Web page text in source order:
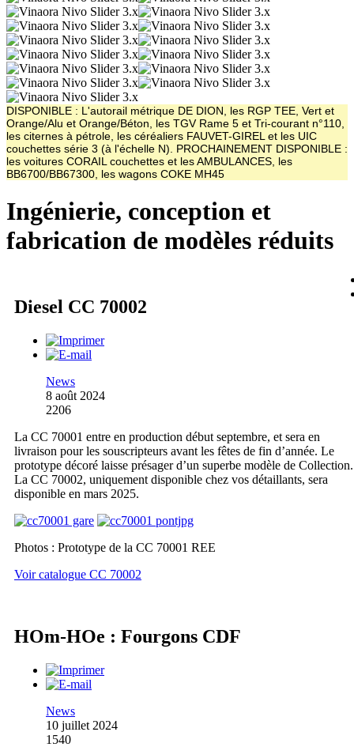
DISPONIBLE : L'autorail métrique DE DION, les RGP TEE, Vert et
Orange/Alu et Orange/Béton, les TGV Rame 5 et Tri-courant n°110,
les citernes à pétrole, les céréaliers FAUVET-GIREL et les UIC
couchettes série 3 (à l'échelle N). PROCHAINEMENT DISPONIBLE :
les voitures CORAIL couchettes et les AMBULANCES, les
BB6700/BB67300, les wagons COKE MH45
Ingénierie, conception et
fabrication de modèles réduits
Diesel CC 70002
News
8 août 2024
2206
La CC 70001 entre en production début septembre, et sera en
livraison pour les souscripteurs avant les fêtes de fin d’année. Le
prototype décoré laisse présager d’un superbe modèle de Collection.
La CC 70002, uniquement disponible chez vos détaillants, sera
disponible en mars 2025.
Photos : Prototype de la CC 70001 REE
Voir catalogue CC 70002
HOm-HOe : Fourgons CDF
News
10 juillet 2024
1540